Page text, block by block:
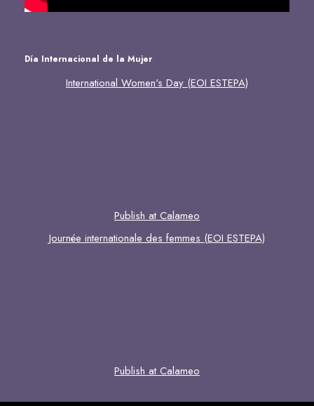
Día Internacional de la Mujer
International Women's Day (EOI ESTEPA)
Publish at Calameo
Journée internationale des femmes (EOI ESTEPA)
Publish at Calameo